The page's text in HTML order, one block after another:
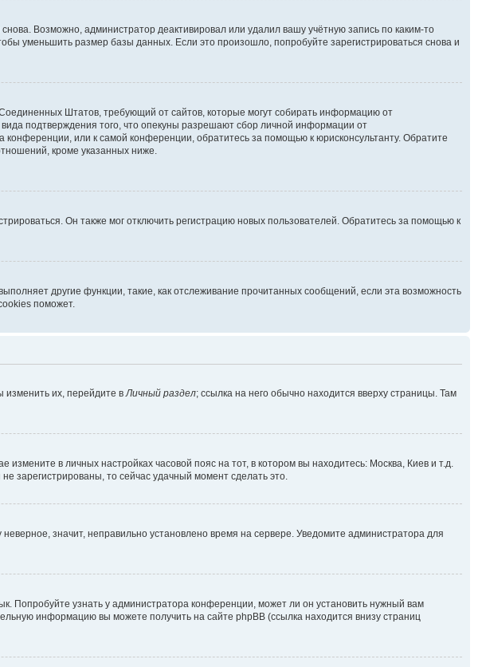
Возможно, администратор деактивировал или удалил вашу учётную запись по каким-то
уменьшить размер базы данных. Если это произошло, попробуйте зарегистрироваться снова и
Штатов, требующий от сайтов, которые могут собирать информацию от
подтверждения того, что опекуны разрешают сбор личной информации от
или к самой конференции, обратитесь за помощью к юрисконсультанту. Обратите
кроме указанных ниже.
Он также мог отключить регистрацию новых пользователей. Обратитесь за помощью к
другие функции, такие, как отслеживание прочитанных сообщений, если эта возможность
поможет.
изменить их, перейдите в Личный раздел; ссылка на него обычно находится вверху страницы. Там
в личных настройках часовой пояс на тот, в котором вы находитесь: Москва, Киев и т.д.
зарегистрированы, то сейчас удачный момент сделать это.
значит, неправильно установлено время на сервере. Уведомите администратора для
Попробуйте узнать у администратора конференции, может ли он установить нужный вам
информацию вы можете получить на сайте phpBB (ссылка находится внизу страниц